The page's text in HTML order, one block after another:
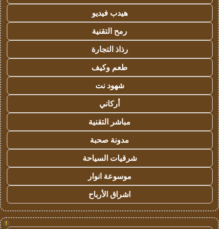
هيدب فيديو
رمح التقنية
رذاذ التجارة
طعم وكيف
شهود نت
أركاني
مباشر التقنية
مدونة صحبة
شرقيات السياحة
موسوعة انوار
اشراق الأرباح
!